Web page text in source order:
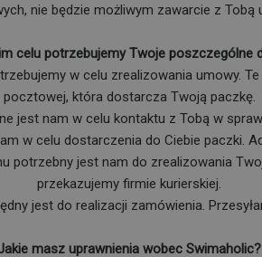
nie będzie możliwym zawarcie z Tobą
celu potrzebujemy Twoje poszczególne
w celu zrealizowania umowy.
pocztowej, która dostarcza Twoją paczkę.
jest nam w celu kontaktu z Tobą w
w celu dostarczenia do Ciebie paczki.
potrzebny jest nam do zrealizowania
przekazujemy firmie kurierskiej.
jest do realizacji zamówienia.
masz uprawnienia wobec Swimaholic?